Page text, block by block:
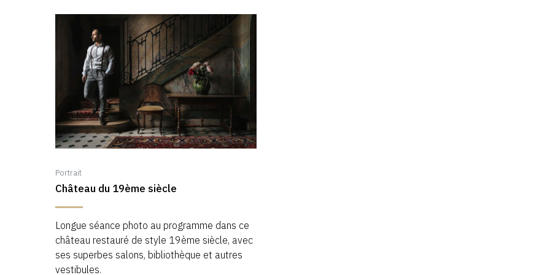
Portrait
Château du 19ème siècle
Longue séance photo au programme dans ce
château restauré de style 19ème siècle, avec
ses superbes salons, bibliothèque et autres
vestibules.